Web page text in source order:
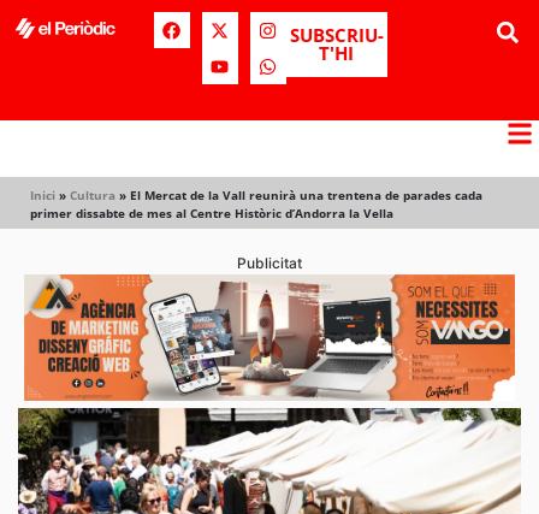
SUBSCRIU-
T'HI
Inici » Cultura » El Mercat de la Vall reunirà una trentena de parades cada
primer dissabte de mes al Centre Històric d’Andorra la Vella
Publicitat